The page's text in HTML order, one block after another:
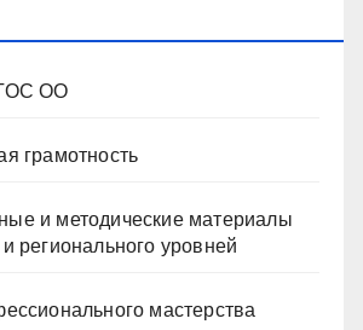
ОО
грамотность
и методические материалы
регионального уровней
мастерства